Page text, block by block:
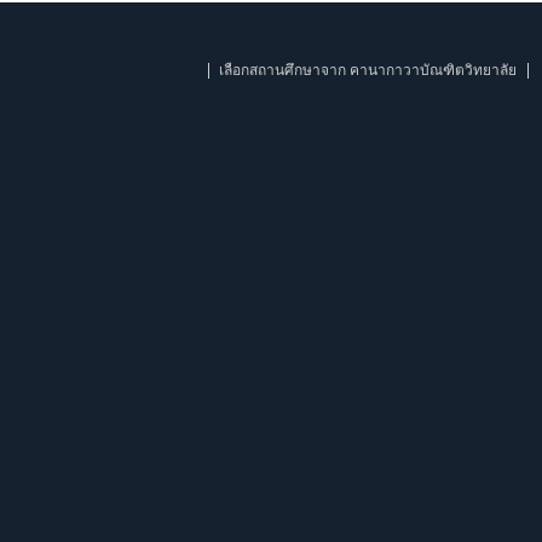
เลือกสถานศึกษาจาก คานากาวาบัณฑิตวิทยาลัย